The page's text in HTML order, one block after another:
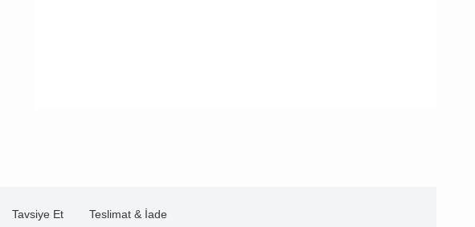
Tavsiye Et Teslimat & İade